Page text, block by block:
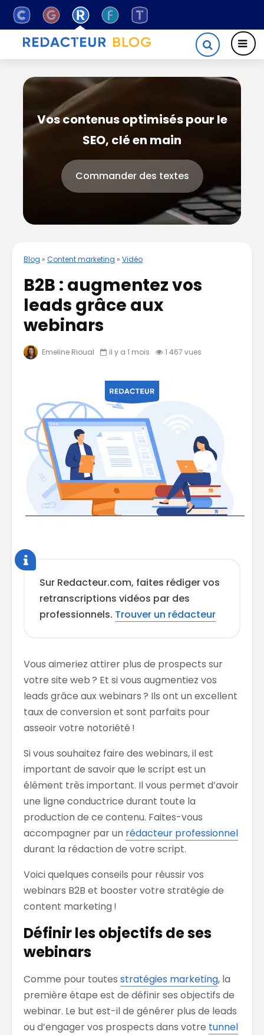
Vos contenus optimisés pour le
SEO, clé en main
Commander des textes
Blog » Content marketing » Vidéo
B2B : augmentez vos
leads grâce aux
webinars
Emeline Rioual il y a 1 mois 1 467 vues
Sur Redacteur.com, faites rédiger vos
retranscriptions vidéos par des
professionnels. Trouver un rédacteur
Vous aimeriez attirer plus de prospects sur
votre site web ? Et si vous augmentiez vos
leads grâce aux webinars ? Ils ont un excellent
taux de conversion et sont parfaits pour
asseoir votre notoriété !
Si vous souhaitez faire des webinars, il est
important de savoir que le script est un
élément très important. Il vous permet d’avoir
une ligne conductrice durant toute la
production de ce contenu. Faites-vous
accompagner par un rédacteur professionnel
durant la rédaction de votre script.
Voici quelques conseils pour réussir vos
webinars B2B et booster votre stratégie de
content marketing !
Définir les objectifs de ses
webinars
Comme pour toutes stratégies marketing, la
première étape est de définir ses objectifs de
webinar. Le but est-il de générer plus de leads
ou d’engager vos prospects dans votre tunnel